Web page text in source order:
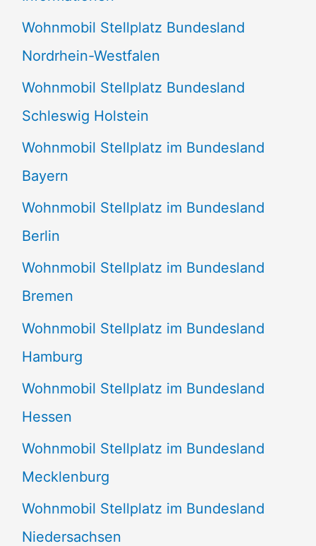
n
n
a
c
h
:
Wohnmobil Stellplatz Bundesland
Nordrhein-Westfalen
Wohnmobil Stellplatz Bundesland
Schleswig Holstein
Wohnmobil Stellplatz im Bundesland
Bayern
Wohnmobil Stellplatz im Bundesland
Berlin
Wohnmobil Stellplatz im Bundesland
Bremen
Wohnmobil Stellplatz im Bundesland
Hamburg
Wohnmobil Stellplatz im Bundesland
Hessen
Wohnmobil Stellplatz im Bundesland
Mecklenburg
Wohnmobil Stellplatz im Bundesland
Niedersachsen